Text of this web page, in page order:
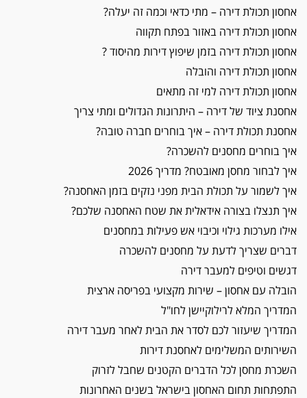
אחסון תכולת דירה – מתי כדאי וכמה זה יעלה?
אחסון תכולת דירה באזור בפתח תקווה
אחסון תכולת דירה בזמן שיפוץ דירות מהיסוד ?
אחסון תכולת דירה והובלה
אחסון תכולת דירה למי זה מתאים
אחסנת ציוד של דירה – היתרונות הגדולים ומתי צריך
אחסנת תכולת דירה – איך בוחרים חברה טובה?
איך בוחרים מחסנים להשכרה?
איך לבחור מחסן מאובטח? מדריך 2026
איך לשמור על תכולת הבית מפני נזקים בזמן האחסנה?
איך תנצלו בצורה אידאלית את שטח האחסנה שלכם?
אילו מערכות גילוי וכיבוי אש פעילות במחסנים
דברים שצריך לדעת על מחסנים להשכרה
דגשים וטיפים למעבר דירה
הובלה עם אחסון – שירות מקצועי בפריסה ארצית
המדריך המלא לרילוקיישן לחו"ל
המדריך שיעזור לכם לסדר את הבית לאחר מעבר דירה
השירותים המשלימים לאחסנת דירות
השכרת מחסן לכל הדברים הקטנים שחבל לזרוק
התפתחות תחום האחסון בישראל בשנים האחרונות